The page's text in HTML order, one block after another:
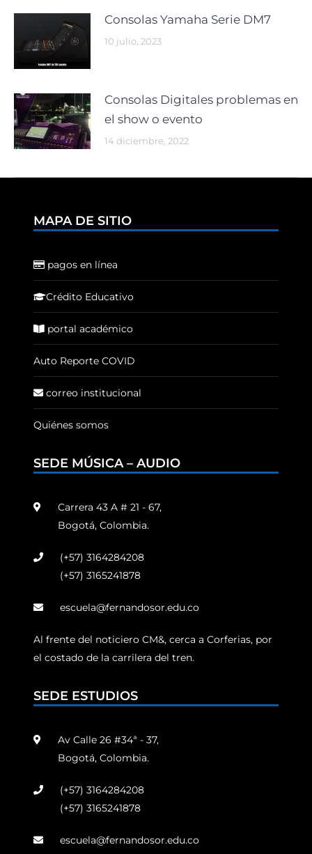
Consolas Yamaha Serie DM7
10 julio, 2023
Consolas Digitales problemas en
el show o evento
14 diciembre, 2022
MAPA DE SITIO
pagos en línea
Crédito Educativo
portal académico
Auto Reporte COVID
correo institucional
Quiénes somos
SEDE MÚSICA – AUDIO
Carrera 43 A # 21 - 67,
Bogotá, Colombia.
(+57) 3164284208
(+57) 3165241878
escuela@fernandosor.edu.co
Al frente del noticiero CM&, cerca a Corferias, por
el costado de la carrilera del tren.
SEDE ESTUDIOS
Av Calle 26 #34ª - 37,
Bogotá, Colombia.
(+57) 3164284208
(+57) 3165241878
escuela@fernandosor.edu.co